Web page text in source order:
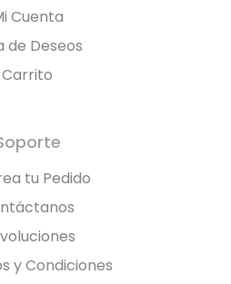
Cuenta
de Deseos
Carrito
tu Pedido
y Condiciones